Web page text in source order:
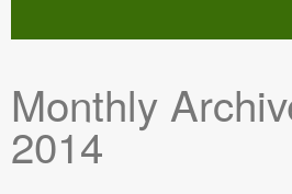
Genel
Video-Webcast-Seminer
Monthly
2014